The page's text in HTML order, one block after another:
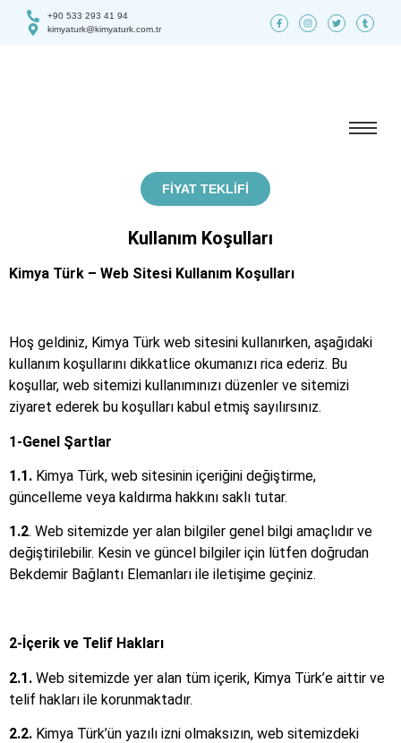
+90 533 293 41 94
kimyaturk@kimyaturk.com.tr
FIYAT TEKLIFI
Kullanım Koşulları
Kimya Türk – Web Sitesi Kullanım Koşulları
Hoş geldiniz, Kimya Türk web sitesini kullanırken, aşağıdaki
kullanım koşullarını dikkatlice okumanızı rica ederiz. Bu
koşullar, web sitemizi kullanımınızı düzenler ve sitemizi
ziyaret ederek bu koşulları kabul etmiş sayılırsınız.
1-Genel Şartlar
1.1. Kimya Türk, web sitesinin içeriğini değiştirme,
güncelleme veya kaldırma hakkını saklı tutar.
1.2. Web sitemizde yer alan bilgiler genel bilgi amaçlıdır ve
değiştirilebilir. Kesin ve güncel bilgiler için lütfen doğrudan
Bekdemir Bağlantı Elemanları ile iletişime geçiniz.
2-İçerik ve Telif Hakları
2.1. Web sitemizde yer alan tüm içerik, Kimya Türk’e aittir ve
telif hakları ile korunmaktadır.
2.2. Kimya Türk’ün yazılı izni olmaksızın, web sitemizdeki